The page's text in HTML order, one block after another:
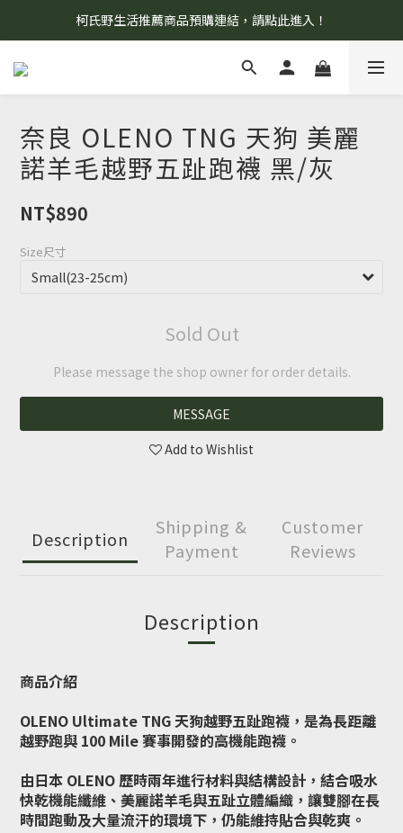
8/7 當天暫停開放工作室。請見諒！
柯氏野生活推薦商品預購連結，請點此進入！
8/7 當天暫停開放工作室。請見諒！
奈良 OLENO TNG 天狗 美麗
諾羊毛越野五趾跑襪 黑/灰
NT$890
Size尺寸
Sold Out
Please message the shop owner for order details.
MESSAGE
Add to Wishlist
Description
Shipping &
Payment
Customer
Reviews
Description
商品介紹
OLENO Ultimate TNG 天狗越野五趾跑襪，是為長距離
越野跑與 100 Mile 賽事開發的高機能跑襪。
由日本 OLENO 歷時兩年進行材料與結構設計，結合吸水
快乾機能纖維、美麗諾羊毛與五趾立體編織，讓雙腳在長
時間跑動及大量流汗的環境下，仍能維持貼合與乾爽。